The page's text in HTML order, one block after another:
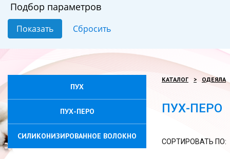
Подбор параметров
ПУХ
ПУХ-ПЕРО
СИЛИКОНИЗИРОВАННОЕ ВОЛОКНО
КАТАЛОГ ОДЕЯЛА
ПУХ-ПЕРО
СОРТИРОВАТЬ ПО: